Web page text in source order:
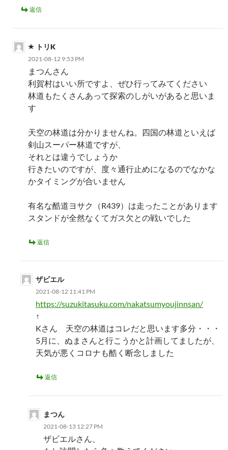
返信
トリK
2021-08-12 9:53 PM
まつんさん
利賀村はいい所ですよ、ぜひ行ってみてください
林道もたくさんあって探索のしがいがあると思いま
す
天空の林道は分かりませんね。四国の林道といえば
剣山スーパー林道ですが、
それとは違うでしょうか
行きたいのですが、度々通行止めになるのでなかな
かタイミングが合いません
有名な酷道ヨサク（R439）は走ったことがあります
スタンドが全然なくてガス欠との戦いでした
返信
ザビエル
2021-08-12 11:41 PM
https://suzukitasuku.com/nakatsumyoujinnsan/
↑
Kさん 天空の林道はコレだと思います多分・・・
5月に、ぬまさんと行こうかと計画してましたが、
天気が悪くコロナも酷く断念しました
返信
まつん
2021-08-13 12:27 PM
ザビエルさん、